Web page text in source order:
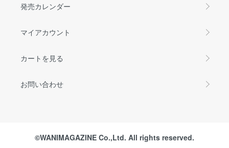
発売カレンダー
マイアカウント
カートを見る
お問い合わせ
©WANIMAGAZINE Co.,Ltd. All rights reserved.